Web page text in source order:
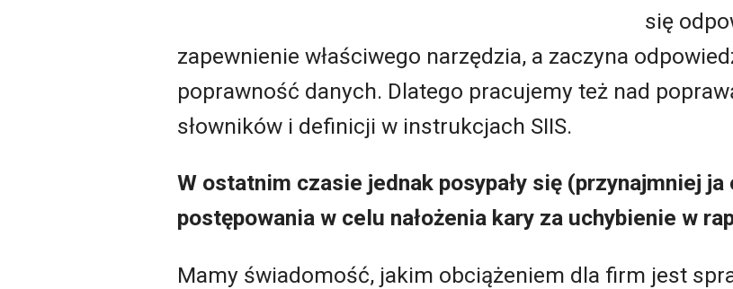
się
zapewnienie właściwego narzędzia, a zaczyna
poprawność danych. Dlatego pracujemy też nad
słowników i definicji w instrukcjach SIIS.
W ostatnim czasie jednak posypały się (przynajmniej
postępowania w celu nałożenia kary za uchybienie w
Mamy świadomość, jakim obciążeniem dla firm jest